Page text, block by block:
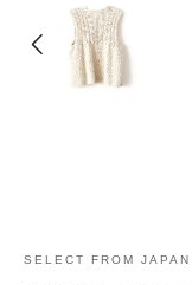
SELECT FROM JAPAN